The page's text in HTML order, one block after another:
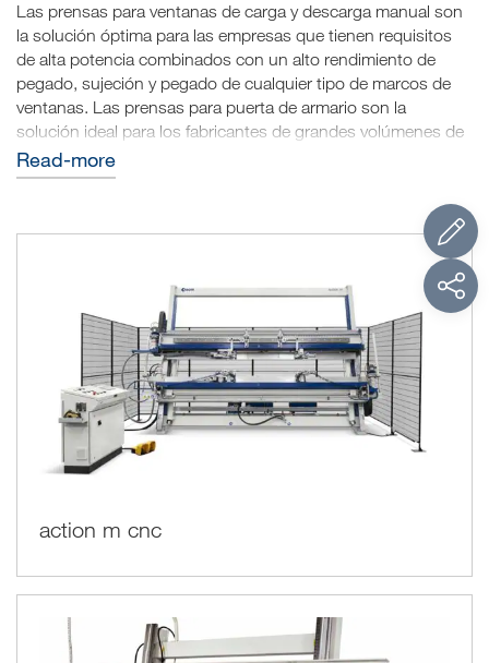
Las prensas para ventanas de carga y descarga manual son
la solución óptima para las empresas que tienen requisitos
de alta potencia combinados con un alto rendimiento de
pegado, sujeción y pegado de cualquier tipo de marcos de
ventanas. Las prensas para puerta de armario son la
solución ideal para los fabricantes de grandes volúmenes de
puertas para el montaje automático continuo en lote 1. De
hecho, el ciclo es completamente automático: no se requiere
read-more
action m cnc